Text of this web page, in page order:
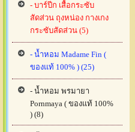
- บาร์ปีก เสื้อกระซับ
สัดส่วน ถุงหน่อง กางเกง
กระซับสัดส่วน (5)
- น้ำหอม Madame Fin (
ของแท้ 100% ) (25)
- น้ำหอม พรมายา
Pornmaya ( ของแท้ 100%
) (8)